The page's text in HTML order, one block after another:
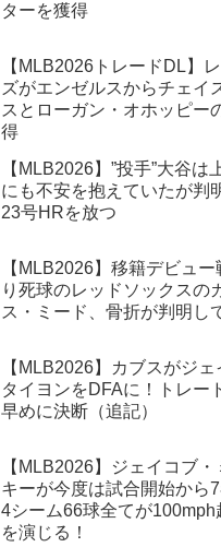
ターを獲得
【MLB2026トレードDL】
ズがエンゼルスからチェイ
スとローガン・オホッピー
得
【MLB2026】”投手”大谷は
にも不安を抱えていたが判
23号HRを放つ
【MLB2026】移籍デビュ
り死球のレッドソックスの
ス・ミード、骨折が判明し
【MLB2026】カブスがジェ
タイヨンをDFAに！トレー
早めに決断（追記）
【MLB2026】ジェイコブ
キーが今度は試合開始から7
4シーム66球全てが100mph
を演じる！